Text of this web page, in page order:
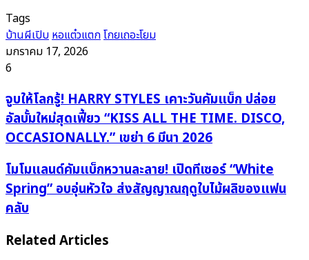
Tags
บ้านผีเปิบหอแต๋วแตกโกยเถอะโยม
มกราคม 17, 2026
6
จูบ
ให้
โลก
รู้!
HARRY
STYLES
เคาะ
วัน
แบ็ก
จูบให้โลกรู้! HARRY STYLES เคาะวันคัมแบ็ก ปล่อย
อัลบั้มใหม่สุดเฟี้ยว “KISS ALL THE TIME. DISCO,
OCCASIONALLY.” เขย่า 6 มีนา 2026
โม
โม
แลนด์
คัม
แบ็ก
หวาน
โมโมแลนด์คัมแบ็กหวานละลาย! เปิดทีเซอร์ “White
Spring” อบอุ่นหัวใจ ส่งสัญญาณฤดูใบไม้ผลิของแฟน
คลับ
Related Articles